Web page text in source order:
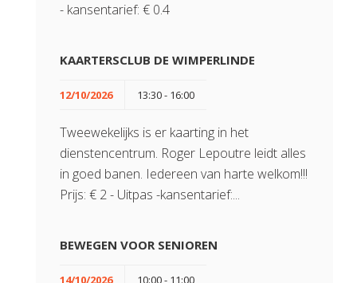
- kansentarief: € 0.4
KAARTERSCLUB DE WIMPERLINDE
12/10/2026 13:30 - 16:00
Tweewekelijks is er kaarting in het
dienstencentrum. Roger Lepoutre leidt alles
in goed banen. Iedereen van harte welkom!!!
Prijs: € 2 - Uitpas -kansentarief:...
BEWEGEN VOOR SENIOREN
14/10/2026 10:00 - 11:00